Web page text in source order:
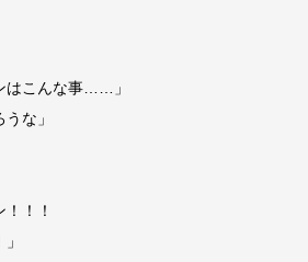
はこんな事……」
な」
！！